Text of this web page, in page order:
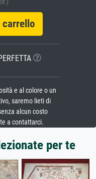
e al colore o un
saremo lieti di
alcun costo
a contattarci.
per te